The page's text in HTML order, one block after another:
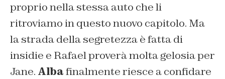
proprio nella stessa auto che li
ritroviamo in questo nuovo capitolo. Ma
la strada della segretezza è fatta di
insidie e Rafael proverà molta gelosia per
Jane. Albafinalmente riesce a confidare